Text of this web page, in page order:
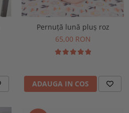
Pernuță lună pluș roz
65,00 RON
ADAUGA IN COS